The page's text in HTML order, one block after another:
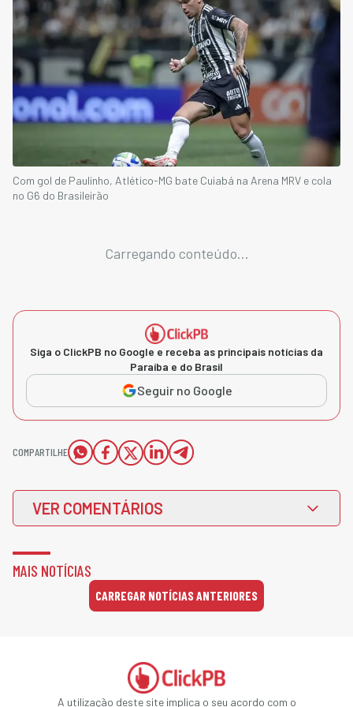
Com gol de Paulinho, Atlético-MG bate Cuiabá na Arena MRV e cola
no G6 do Brasileirão
Carregando conteúdo...
Siga o ClickPB no Google e receba as principais notícias da
Paraíba e do Brasil
Seguir no Google
COMPARTILHE
VER COMENTÁRIOS
MAIS NOTÍCIAS
CARREGAR NOTÍCIAS ANTERIORES
A utilização deste site implica o seu acordo com o